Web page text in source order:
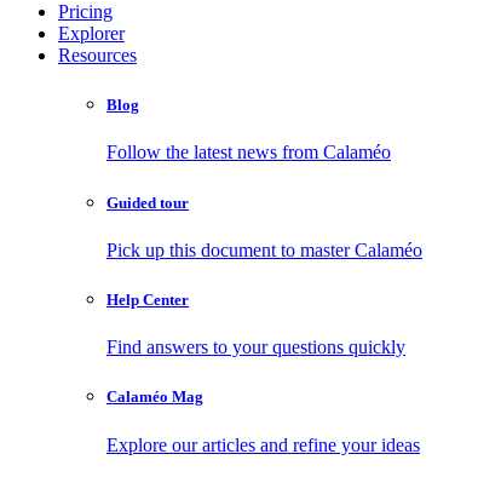
Pricing
Explorer
Resources
Blog
Follow the latest news from Calaméo
Guided tour
Pick up this document to master Calaméo
Help Center
Find answers to your questions quickly
Calaméo Mag
Explore our articles and refine your ideas